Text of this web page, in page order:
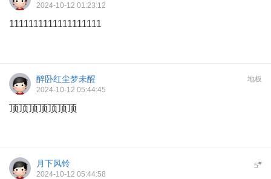
2024-10-12 01:23:12
1111111111111111111
地板
醉卧红尘梦未醒
2024-10-12 05:44:45
顶顶顶顶顶顶顶
5#
月下风铃
2024-10-12 05:44:58